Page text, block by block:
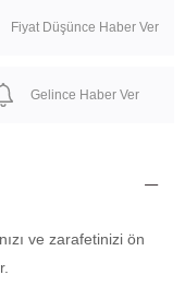
Fiyat Düşünce Haber Ver
Gelince Haber Ver
ve zarafetinizi ön